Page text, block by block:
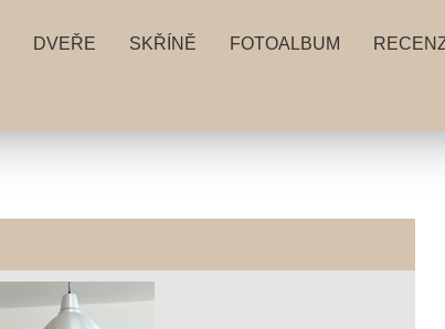
DVEŘE SKŘÍNĚ FOTOALBUM